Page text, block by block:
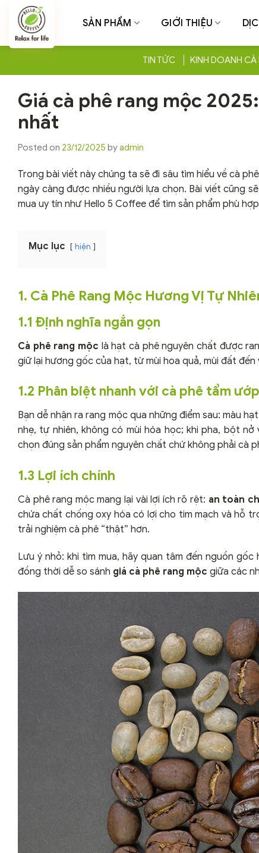
Chuyển
dung
SẢN PHẨM GIỚI THIỆU
TIN TỨC KINH DOANH CÀ
Giá cà phê rang mộc
nhất
Posted on 23/12/2025 byadmin
Trong bài viết này chúng ta sẽ đi sâu tìm hiểu về cà
ngày càng được nhiều người lựa chọn. Bài viết cũng
mua uy tín như Hello 5 Coffee để tìm sản phẩm phù
Mục lục hiện
1. Cà Phê Rang Mộc Hương Vị Tự
1.1 Định nghĩa ngắn gọn
Cà phê rang mộc là hạt cà phê nguyên chất được
giữ lại hương gốc của hạt, từ mùi hoa quả, mùi đất
1.2 Phân biệt nhanh với cà phê tẩm ướp
Bạn dễ nhận ra rang mộc qua những điểm sau: màu
nhẹ, tự nhiên, không có mùi hóa học; khi pha, bột
chọn đúng sản phẩm nguyên chất chứ không phải cà
1.3 Lợi ích chính
Cà phê rang mộc mang lại vài lợi ích rõ rệt: an toàn
chứa chất chống oxy hóa có lợi cho tim mạch và hỗ
trải nghiệm cà phê “thật” hơn.
Lưu ý nhỏ: khi tìm mua, hãy quan tâm đến nguồn
đồng thời dễ so sánh giá cà phê rang mộc giữa các